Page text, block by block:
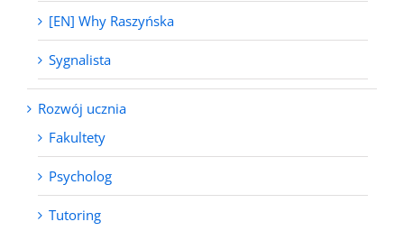
[EN] Why Raszyńska
Sygnalista
Rozwój ucznia
Fakultety
Psycholog
Tutoring